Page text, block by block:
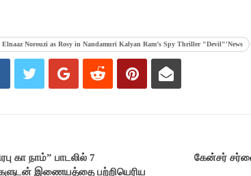
Elnaaz Norouzi as Rosy in Nandamuri Kalyan Ram’s Spy Thriller "Devil"'News
கா நாம்” பாடலில் 7
இணையத்தை பற்றியெரிய
கேன்சர்